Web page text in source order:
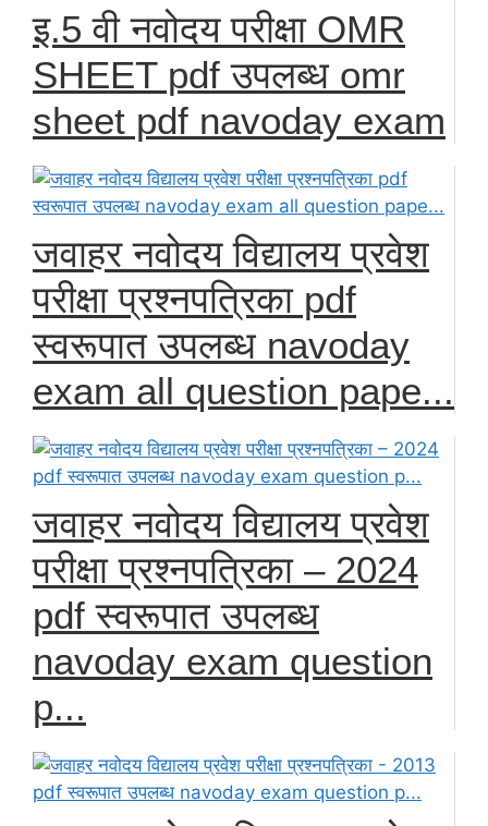
इ.5 वी नवोदय परीक्षा OMR
SHEET pdf उपलब्ध omr
sheet pdf navoday exam
जवाहर नवोदय विद्यालय प्रवेश
परीक्षा प्रश्नपत्रिका pdf
स्वरूपात उपलब्ध navoday
exam all question pape...
जवाहर नवोदय विद्यालय प्रवेश
परीक्षा प्रश्नपत्रिका – 2024
pdf स्वरूपात उपलब्ध
navoday exam question
p...